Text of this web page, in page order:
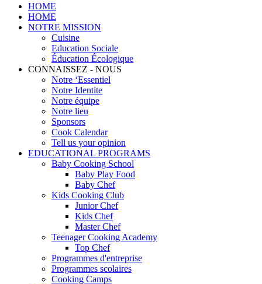
HOME
HOME
NOTRE MISSION
Cuisine
Education Sociale
Éducation Écologique
CONNAISSEZ - NOUS
Notre ‘Essentiel
Notre Identite
Notre équipe
Notre lieu
Sponsors
Cook Calendar
Tell us your opinion
EDUCATIONAL PROGRAMS
Baby Cooking School
Baby Play Food
Baby Chef
Kids Cooking Club
Junior Chef
Kids Chef
Master Chef
Teenager Cooking Academy
Top Chef
Programmes d'entreprise
Programmes scolaires
Cooking Camps